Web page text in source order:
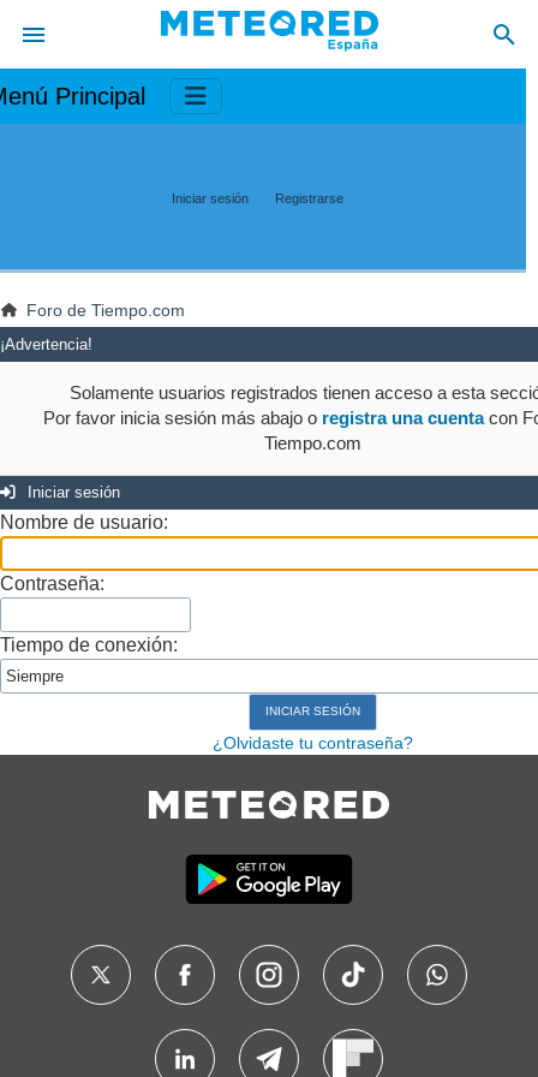
Principal
Iniciar sesión Registrarse
Foro de Tiempo.com
¡Advertencia!
Solamente usuarios registrados tienen acceso a esta
Por favor inicia sesión más abajo o registra una cuentacon
Tiempo.com
Iniciar sesión
Nombre de usuario:
Contraseña:
Tiempo de conexión:
¿Olvidaste tu contraseña?